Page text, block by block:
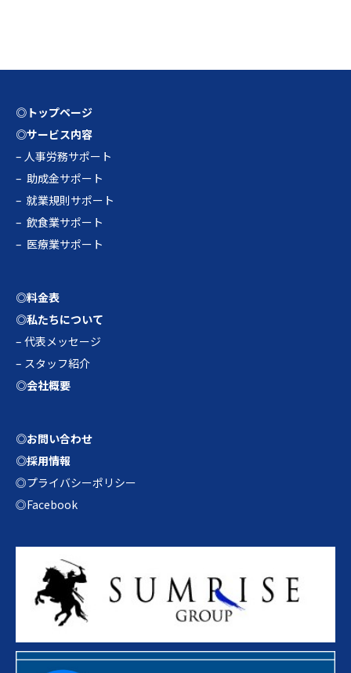
◎トップページ
◎サービス内容
– 人事労務サポート
– 助成金サポート
– 就業規則サポート
– 飲食業サポート
– 医療業サポート
◎料金表
◎私たちについて
– 代表メッセージ
– スタッフ紹介
◎会社概要
◎お問い合わせ
◎採用情報
◎プライバシーポリシー
◎Facebook